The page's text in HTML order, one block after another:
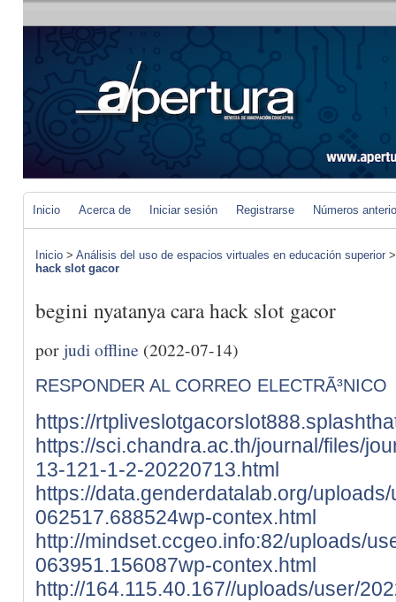
Inicio Acerca de Iniciar sesión Registrarse Números
Inicio > Análisis del uso de espacios virtuales en educación superior
hack slot gacor
begini nyatanya cara hack slot gacor
porjudi offline (2022-07-14)
RESPONDER AL CORREO ELECTRÃ³NICO
https://
https://sci.chandra.ac.th/journal/files/
13-121-1-2-20220713.html
https://data.genderdatalab.org/
062517.688524wp-contex.html
http://mindset.ccgeo.info:82/uploads/
063951.156087wp-contex.html
http://164.115.40.167//uploads/user/